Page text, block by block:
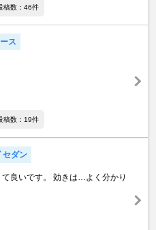
稿数：46件
ス
稿数：19件
セダン
良いです。 効きは…よく分かり